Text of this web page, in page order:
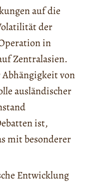
auf die
der
in
Zentralasien.
Abhängigkeit von
ausländischer
ist,
mit besonderer
Entwicklung